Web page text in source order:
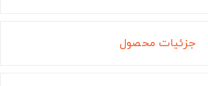
جزئیات محصول